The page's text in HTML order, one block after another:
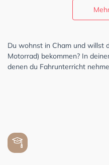
Du wohnst in Cham und willst
Motorrad) bekommen? In
denen du Fahrunterricht